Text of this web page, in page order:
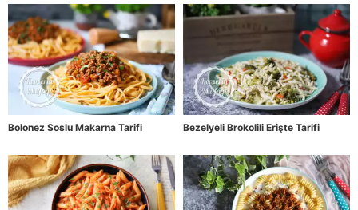
Bolonez Soslu Makarna Tarifi Bezelyeli Brokolili Erişte Tarifi